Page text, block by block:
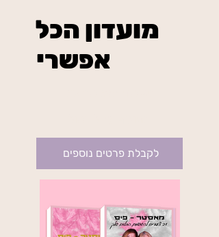
מועדון הכל
אפשרי
לקבלת פרטים נוספים